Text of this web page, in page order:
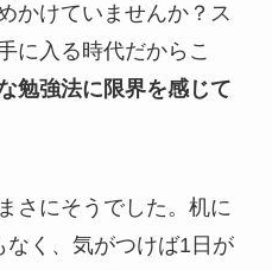
かけていませんか？ス
に入る時代だからこ
勉強法に限界を感じて
さにそうでした。机に
く、気がつけば1日が